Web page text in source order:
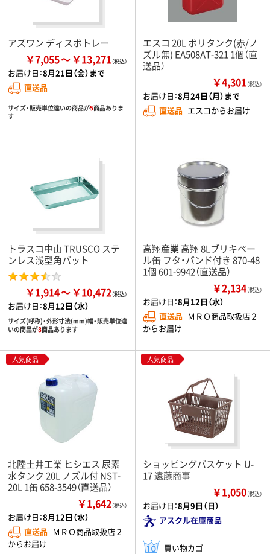
アズワン ディスポトレー
￥7,055 ￥13,271
お届け日：8月21日（金）まで
直送品
サイズ・販売単位違いの商品が5商品ありま
す
エスコ 20L ポリタンク(赤/ノ
ズル無) EA508AT-321 1個（直
送品）
￥4,301（税込）
お届け日：8月24日（月）まで
直送品 エスコからお届け
トラスコ中山 TRUSCO ステ
ンレス浅型角バット
￥1,914 ￥10,472
お届け日：8月12日（水）
サイズ(呼称)・外形寸法(mm)幅・販売単位違
いの商品が8商品あります
高翔産業 高翔 8Lブリキペー
ル缶 フタ・バンド付き 870-48
1個 601-9942（直送品）
￥2,134（税込）
お届け日：8月12日（水）
直送品 ＭＲＯ商品取扱店２
からお届け
人気商品
北陸土井工業 ヒシエス 尿素
水タンク 20L ノズル付 NST-
20L 1缶 658-3549（直送品）
￥1,642（税込）
お届け日：8月12日（水）
直送品 ＭＲＯ商品取扱店２
からお届け
人気商品
ショッピングバスケット U-
17 遠藤商事
￥1,050（税込）
お届け日：8月9日（日）
アスクル在庫商品
買い物カゴ